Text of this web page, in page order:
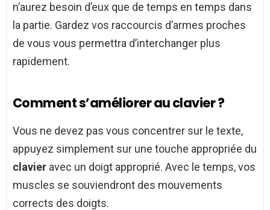
n’aurez besoin d’eux que de temps en temps dans
la partie. Gardez vos raccourcis d’armes proches
de vous vous permettra d’interchanger plus
rapidement.
Comment s’améliorer au clavier ?
Vous ne devez pas vous concentrer sur le texte,
appuyez simplement sur une touche appropriée du
clavier avec un doigt approprié. Avec le temps, vos
muscles se souviendront des mouvements
corrects des doigts.